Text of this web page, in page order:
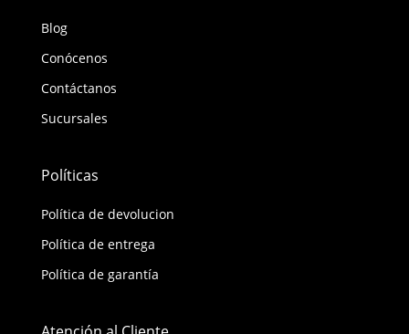
Blog
Conócenos
Contáctanos
Sucursales
Políticas
Política de devolucion
Política de entrega
Política de garantía